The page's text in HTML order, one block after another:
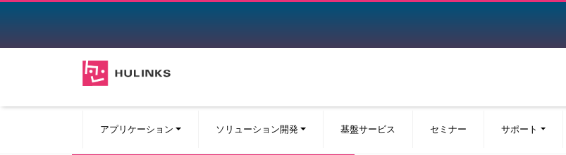
アプリケーション ソリューション開発 基盤サービス セミナー サポート